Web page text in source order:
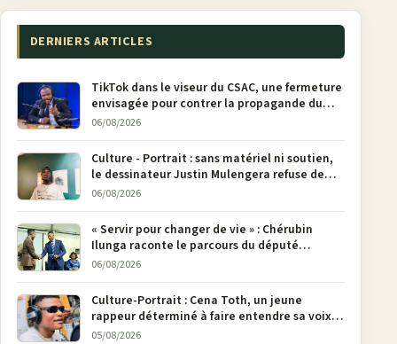
DERNIERS ARTICLES
TikTok dans le viseur du CSAC, une fermeture
envisagée pour contrer la propagande du
M23
06/08/2026
Culture - Portrait : sans matériel ni soutien,
le dessinateur Justin Mulengera refuse de
poser son crayon
06/08/2026
« Servir pour changer de vie » : Chérubin
Ilunga raconte le parcours du député
national Jethro Muyombi Tshimbu en 137
06/08/2026
Culture-Portrait : Cena Toth, un jeune
rappeur déterminé à faire entendre sa voix à
Bunia
05/08/2026